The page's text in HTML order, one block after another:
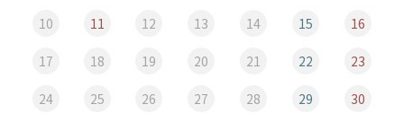
10 11 12 13 14 15 16
17 18 19 20 21 22 23
24 25 26 27 28 29 30